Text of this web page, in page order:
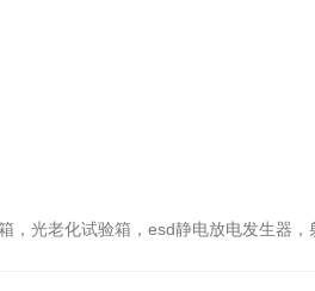
，光老化试验箱，esd静电放电发生器